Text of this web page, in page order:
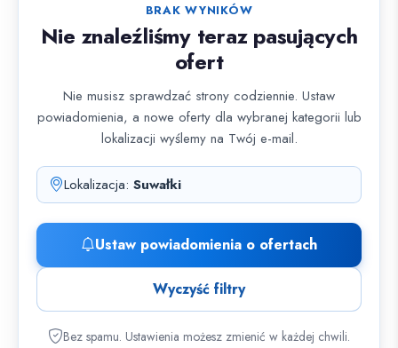
BRAK WYNIKÓW
Nie znaleźliśmy teraz pasujących
ofert
Nie musisz sprawdzać strony codziennie. Ustaw
powiadomienia, a nowe oferty dla wybranej kategorii lub
lokalizacji wyślemy na Twój e-mail.
Lokalizacja: Suwałki
Ustaw powiadomienia o ofertach
Wyczyść filtry
Bez spamu. Ustawienia możesz zmienić w każdej chwili.